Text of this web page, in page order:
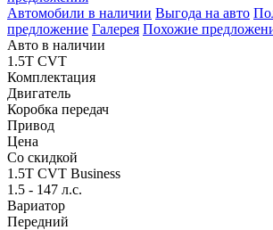
Автомобили в наличии Выгода на авто
предложение Галерея Похожие
Авто в наличии
1.5T CVT
Комплектация
Двигатель
Коробка передач
Привод
Цена
Со скидкой
1.5T CVT Business
1.5 - 147 л.с.
Вариатор
Передний